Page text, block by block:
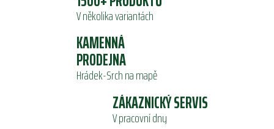
V několika variantách
KAMENNÁ
PRODEJNA
Hrádek-Srch na mapě
ZÁKAZNICKÝ SERVIS
V pracovní dny